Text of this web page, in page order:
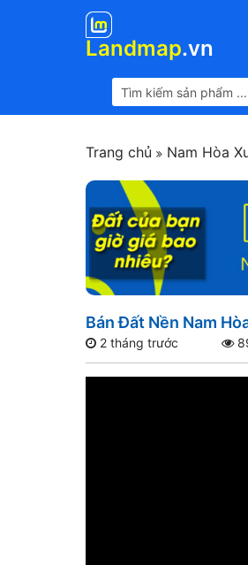
Landmap.vn
Trang chủ Nam Hòa
Bán Đất Nền Nam
2 tháng trước